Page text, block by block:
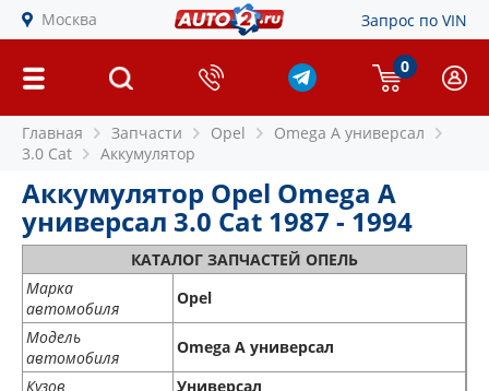
Москва Запрос по VIN
0
Главная Запчасти Opel
Omega A универсал
3.0 Cat
Аккумулятор
Аккумулятор Opel Omega A
универсал 3.0 Cat 1987 - 1994
КАТАЛОГ ЗАПЧАСТЕЙ ОПЕЛЬ
Марка
автомобиля
Opel
Модель
автомобиля
Omega A универсал
Кузов
Универсал